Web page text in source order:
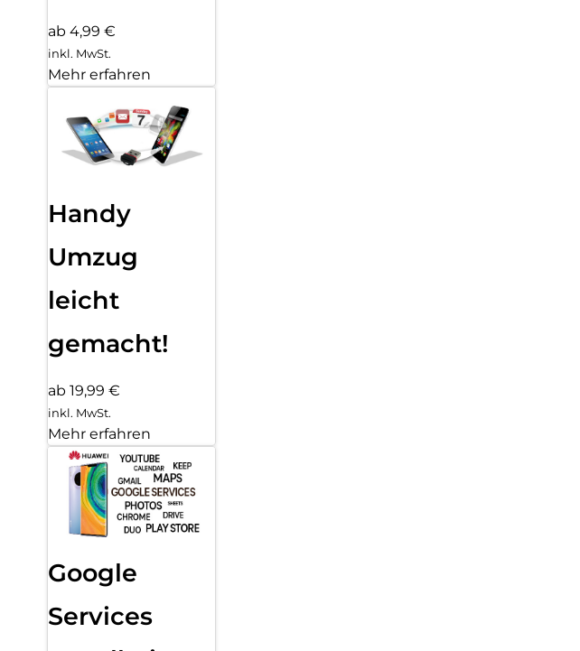
ab 4,99 €
inkl. MwSt.
Mehr erfahren
Handy
Umzug
leicht
gemacht!
ab 19,99 €
inkl. MwSt.
Mehr erfahren
Google
Services